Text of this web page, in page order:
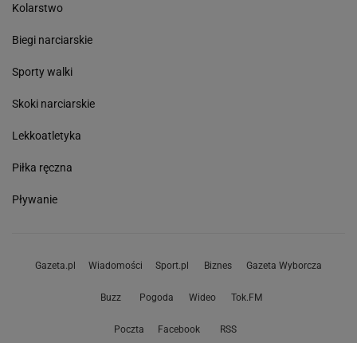
Kolarstwo
Biegi narciarskie
Sporty walki
Skoki narciarskie
Lekkoatletyka
Piłka ręczna
Pływanie
Gazeta.pl Wiadomości Sport.pl Biznes Gazeta Wyborcza
Buzz Pogoda Wideo Tok.FM
Poczta Facebook RSS